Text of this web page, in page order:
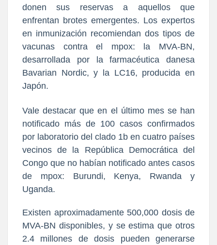
donen sus reservas a aquellos que
enfrentan brotes emergentes. Los expertos
en inmunización recomiendan dos tipos de
vacunas contra el mpox: la MVA-BN,
desarrollada por la farmacéutica danesa
Bavarian Nordic, y la LC16, producida en
Japón.
Vale destacar que en el último mes se han
notificado más de 100 casos confirmados
por laboratorio del clado 1b en cuatro países
vecinos de la República Democrática del
Congo que no habían notificado antes casos
de mpox: Burundi, Kenya, Rwanda y
Uganda.
Existen aproximadamente 500,000 dosis de
MVA-BN disponibles, y se estima que otros
2.4 millones de dosis pueden generarse